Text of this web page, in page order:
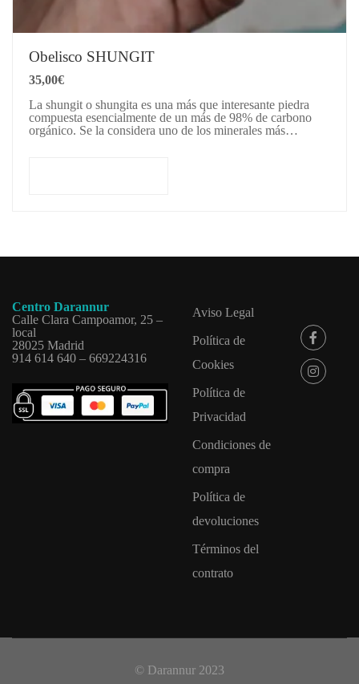
Obelisco SHUNGIT
35,00€
La shungit o shungita es una más que interesante piedra
compuesta esencialmente de un más de 98% de carbono
orgánico. Se la considera uno de los minerales más
Centro Darannur
Calle Clara Campoamor, 25 –
local
28025 Madrid
914 614 640 – 669224316
Aviso Legal
Política de
Cookies
Política de
Privacidad
Condiciones de
compra
Política de
devoluciones
Términos del
contrato
© Darannur 2023